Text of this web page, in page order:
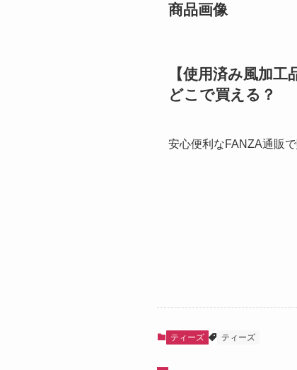
商品画像
【使用済み風加
どこで買える？
安心便利なFANZA通販で
ティーズ ティーズ